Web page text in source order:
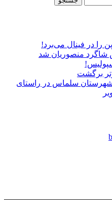
را در فینال می‌برد!
شاگرد منصوریان شد
برگشت
شهرستان سلماس در راستای